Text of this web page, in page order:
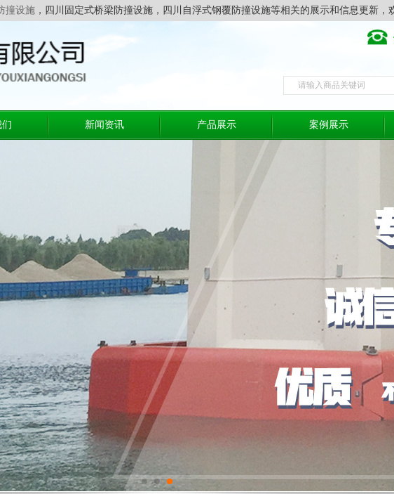
撞设施 ，四川固定式桥梁防撞设施，四川自浮式钢覆防撞设施等相关的展示和信息更新，
新闻资讯 产品展示 案例展示